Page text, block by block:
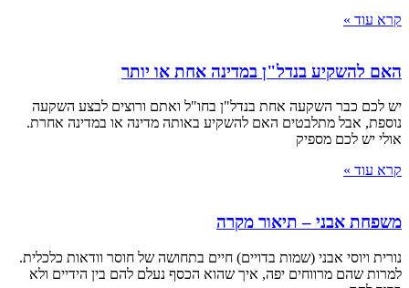
קרא עוד »
האם להשקיע בנדל"ן במדינה אחת או יותר
יש לכם כבר השקעה אחת בנדל"ן בחו"ל ואתם ורוצים לבצע השקעה
נוספת, אבל מתלבטים האם להשקיע באותה מדינה או במדינה אחרת.
אולי יש לכם מספיק
קרא עוד »
משפחת אבני – תיאור מקרה
נורית ויוסי אבני (שמות בדויים) חיים בתחושה של חוסר וודאות כלכלית.
למרות שהם מרווחים יפה, איך שהוא הכסף נעלם להם בין הידיים ולא